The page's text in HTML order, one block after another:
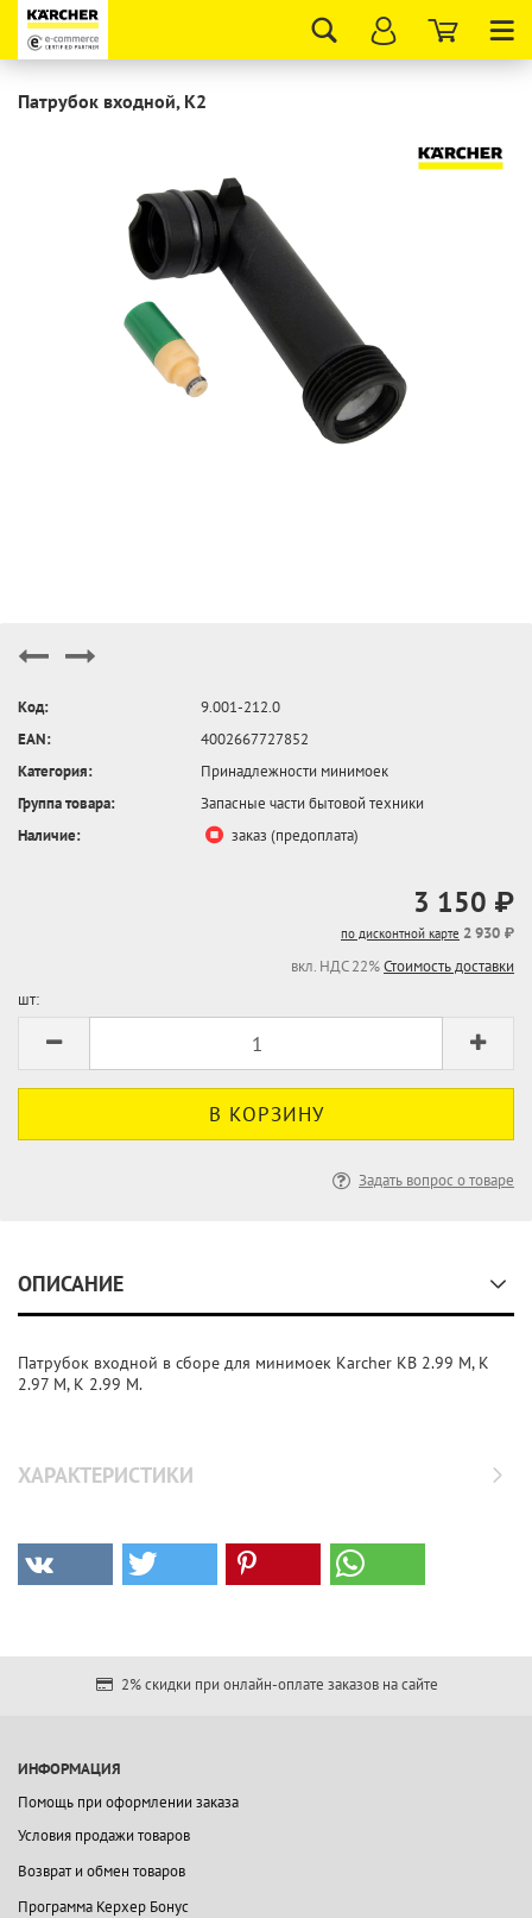
Патрубок входной, K2
Код:
9.001-212.0
EAN:
4002667727852
Категория:
Принадлежности минимоек
Группа товара:
Запасные части бытовой техники
Наличие:
заказ (предоплата)
3 150 ₽
по дисконтной карте 2 930 ₽
вкл. НДС 22%Стоимость доставки
шт:
Задать вопрос о товаре
ОПИСАНИЕ
Патрубок входной в сборе для минимоек Karcher KB 2.99 M, K
2.97 M, K 2.99 M.
ХАРАКТЕРИСТИКИ
2% скидки при онлайн-оплате заказов на сайте
ИНФОРМАЦИЯ
Помощь при оформлении заказа
Условия продажи товаров
Возврат и обмен товаров
Программа Керхер Бонус